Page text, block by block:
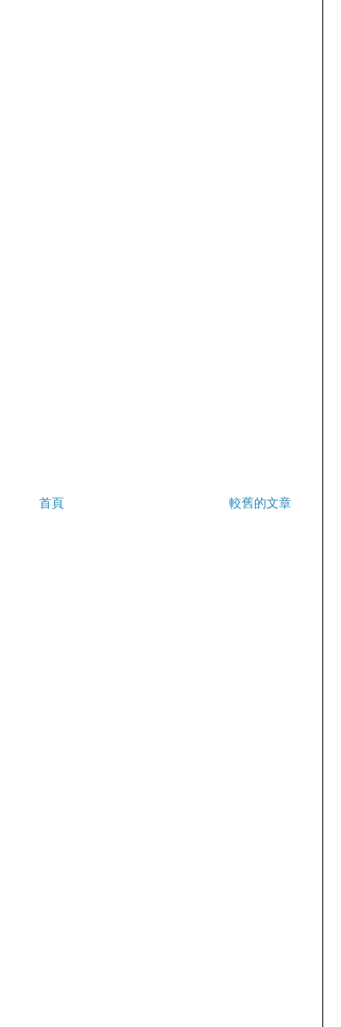
較舊的文章
首頁